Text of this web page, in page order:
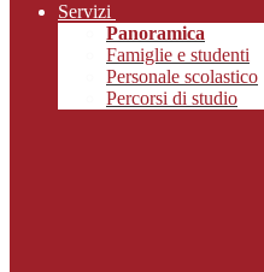
Servizi
Panoramica
Famiglie e studenti
Personale scolastico
Percorsi di studio